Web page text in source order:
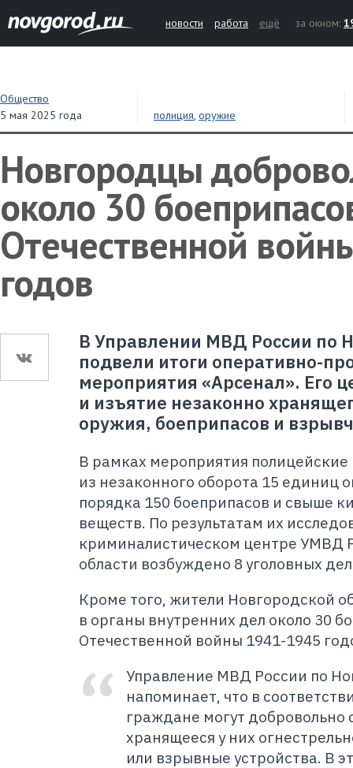
новости работа ещё за окном:
Общество
5 мая 2025 года
полиция, оружие
Новгородцы
около 30
Отечественной
годов
В Управлении МВД России по
подвели итоги оперативно-
мероприятия «Арсенал». Его
и изъятие незаконно
оружия, боеприпасов и
В рамках мероприятия
из незаконного оборота 15 единиц
порядка 150 боеприпасов и свыше
веществ. По результатам их
криминалистическом центре УМВД
области возбуждено 8 уголовных
Кроме того, жители Новгородской
в органы внутренних дел около 30
Отечественной войны 1941-1945
Управление МВД России по
напоминает, что в
граждане могут добровольно
хранящееся у них
или взрывные устройства. В